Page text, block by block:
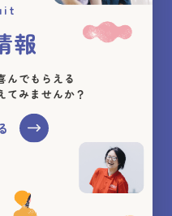
報
んでもらえる
てみませんか？